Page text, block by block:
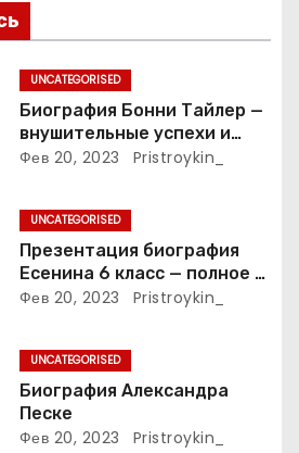
UNCATEGORISED
Биография Бонни Тайлер —
внушительные успехи и
интимные подробности
Фев 20, 2023 Pristroykin_
UNCATEGORISED
Презентация биография
Есенина 6 класс — полное и
подробное описание жизни
Фев 20, 2023 Pristroykin_
UNCATEGORISED
Биография Александра
Песке
Фев 20, 2023 Pristroykin_